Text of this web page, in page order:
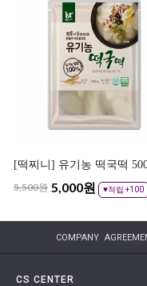
[떡찌니] 유기농 떡국떡
5,500원 5,000원 ♥적립 +100
COMPANY
CS CENTER